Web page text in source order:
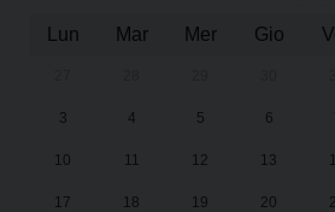
Lun
Mar Mer Gio
3 4 5 6
10 11 12 13
17 18 19 20